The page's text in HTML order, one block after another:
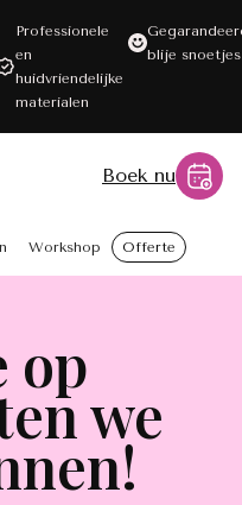
Professionele
en
huidvriendelijke
materialen
blije snoetjes
Workshop Offerte
Boek nu
op
we